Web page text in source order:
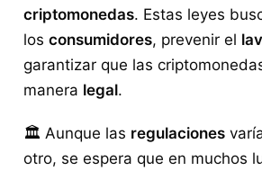
criptomonedas. Estas leyes
los consumidores, prevenir el
garantizar que las
manera legal.
🏛️ Aunque las regulaciones
otro, se espera que en muchos